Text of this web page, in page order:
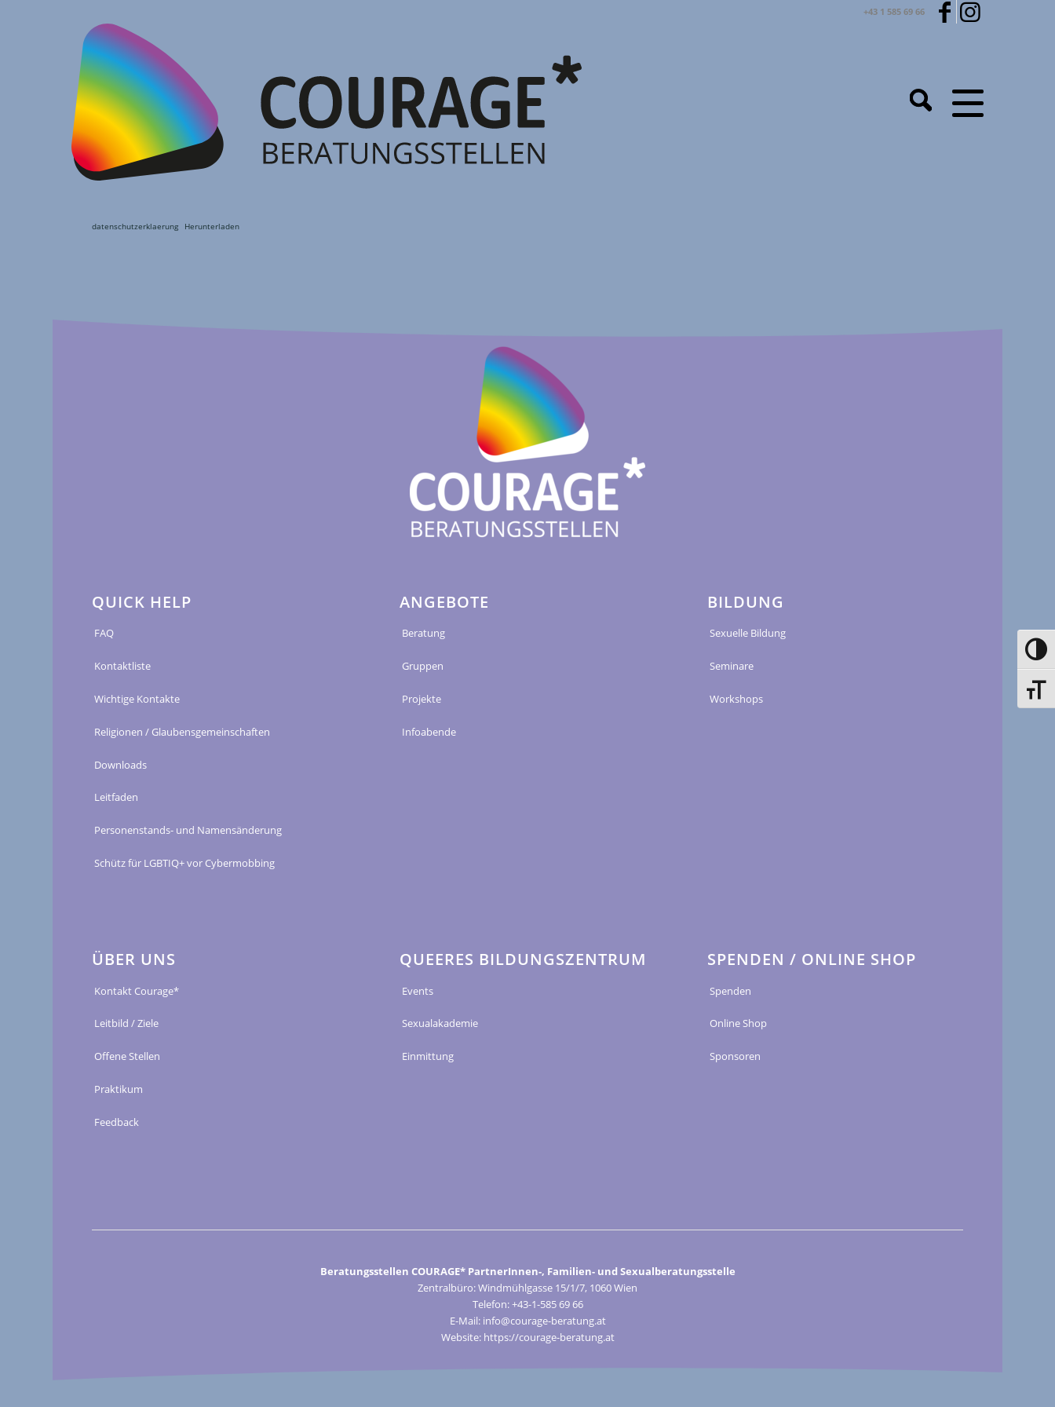
+43 1 585 69 66
datenschutzerklaerung Herunterladen
QUICK HELP
FAQ
Kontaktliste
Wichtige Kontakte
Religionen / Glaubensgemeinschaften
Downloads
Leitfaden
Personenstands- und Namensänderung
Schütz für LGBTIQ+ vor Cybermobbing
ANGEBOTE
Beratung
Gruppen
Projekte
Infoabende
BILDUNG
Sexuelle Bildung
Seminare
Workshops
ÜBER UNS
Kontakt Courage*
Leitbild / Ziele
Offene Stellen
Praktikum
Feedback
QUEERES BILDUNGSZENTRUM
Events
Sexualakademie
Einmittung
SPENDEN / ONLINE SHOP
Spenden
Online Shop
Sponsoren
Beratungsstellen COURAGE* PartnerInnen-, Familien- und Sexualberatungsstelle
Zentralbüro: Windmühlgasse 15/1/7, 1060 Wien
Telefon: +43-1-585 69 66
E-Mail: info@courage-beratung.at
Website: https://courage-beratung.at